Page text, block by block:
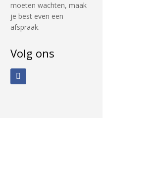
moeten wachten, maak
je best even een
afspraak.
Volg ons